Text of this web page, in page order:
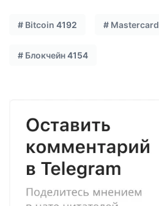
# Bitcoin 4192 # Mastercard
# Блокчейн4154